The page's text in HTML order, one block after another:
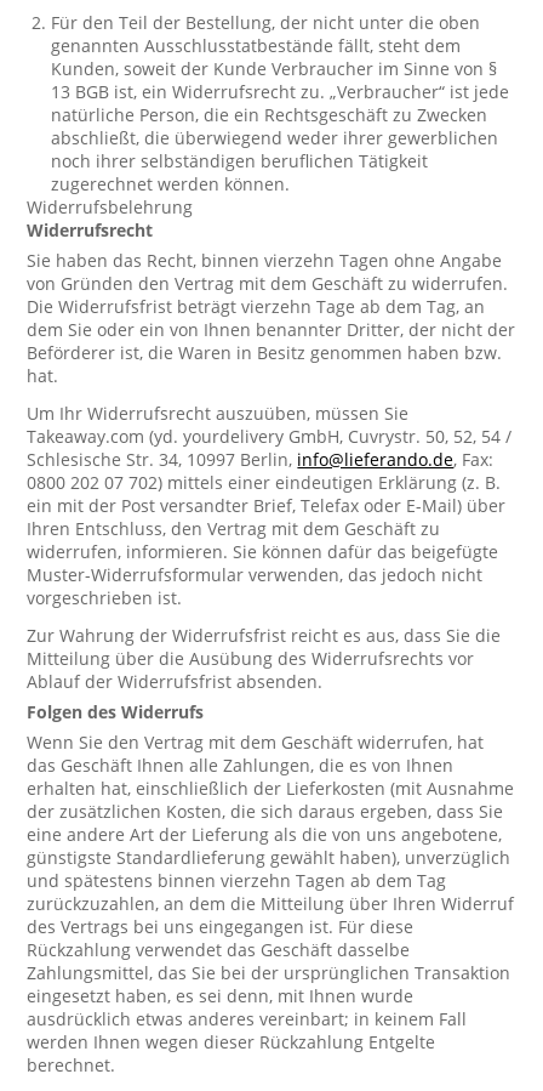
Für den Teil der Bestellung, der nicht unter die oben
genannten Ausschlusstatbestände fällt, steht dem
Kunden, soweit der Kunde Verbraucher im Sinne von §
13 BGB ist, ein Widerrufsrecht zu. „Verbraucher“ ist jede
natürliche Person, die ein Rechtsgeschäft zu Zwecken
abschließt, die überwiegend weder ihrer gewerblichen
noch ihrer selbständigen beruflichen Tätigkeit
zugerechnet werden können.
Widerrufsbelehrung
Widerrufsrecht
Sie haben das Recht, binnen vierzehn Tagen ohne Angabe
von Gründen den Vertrag mit dem Geschäft zu widerrufen.
Die Widerrufsfrist beträgt vierzehn Tage ab dem Tag, an
dem Sie oder ein von Ihnen benannter Dritter, der nicht der
Beförderer ist, die Waren in Besitz genommen haben bzw.
hat.
Um Ihr Widerrufsrecht auszuüben, müssen Sie
Takeaway.com (yd. yourdelivery GmbH, Cuvrystr. 50, 52, 54 /
Schlesische Str. 34, 10997 Berlin, info@lieferando.de, Fax:
0800 202 07 702) mittels einer eindeutigen Erklärung (z. B.
ein mit der Post versandter Brief, Telefax oder E-Mail) über
Ihren Entschluss, den Vertrag mit dem Geschäft zu
widerrufen, informieren. Sie können dafür das beigefügte
Muster-Widerrufsformular verwenden, das jedoch nicht
vorgeschrieben ist.
Zur Wahrung der Widerrufsfrist reicht es aus, dass Sie die
Mitteilung über die Ausübung des Widerrufsrechts vor
Ablauf der Widerrufsfrist absenden.
Folgen des Widerrufs
Wenn Sie den Vertrag mit dem Geschäft widerrufen, hat
das Geschäft Ihnen alle Zahlungen, die es von Ihnen
erhalten hat, einschließlich der Lieferkosten (mit Ausnahme
der zusätzlichen Kosten, die sich daraus ergeben, dass Sie
eine andere Art der Lieferung als die von uns angebotene,
günstigste Standardlieferung gewählt haben), unverzüglich
und spätestens binnen vierzehn Tagen ab dem Tag
zurückzuzahlen, an dem die Mitteilung über Ihren Widerruf
des Vertrags bei uns eingegangen ist. Für diese
Rückzahlung verwendet das Geschäft dasselbe
Zahlungsmittel, das Sie bei der ursprünglichen Transaktion
eingesetzt haben, es sei denn, mit Ihnen wurde
ausdrücklich etwas anderes vereinbart; in keinem Fall
werden Ihnen wegen dieser Rückzahlung Entgelte
berechnet.